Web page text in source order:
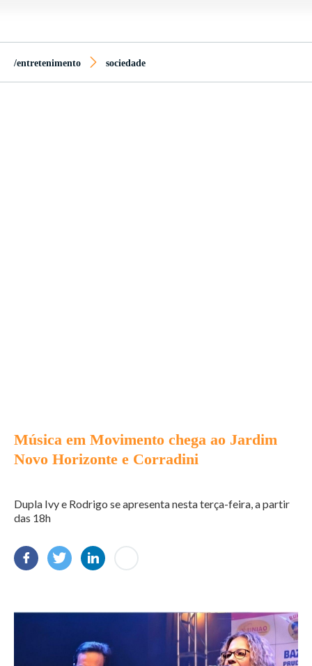
/entretenimento sociedade
Música em Movimento chega ao Jardim
Novo Horizonte e Corradini
Dupla Ivy e Rodrigo se apresenta nesta terça-feira, a partir
das 18h